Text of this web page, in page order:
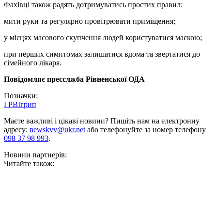
Фахівці також радять дотримуватись простих правил:
мити руки та регулярно провітрювати приміщення;
у місцях масового скупчення людей користуватися маскою;
при перших симптомах залишатися вдома та звертатися до
сімейного лікаря.
Повідомляє пресслжба Рівненської ОДА
Позначки:
ГРВІгрип
Маєте важливі і цікаві новини? Пишіть нам на електронну
адресу: newskvv@ukr.netабо телефонуйте за номер телефону
098 37 98 993.
Новини партнерів:
Читайте також: